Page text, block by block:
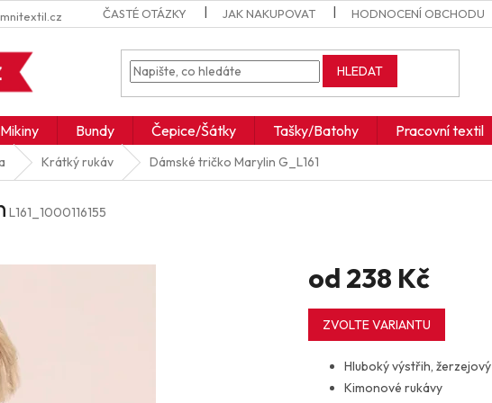
ČASTÉ OTÁZKY JAK NAKUPOVAT HODNOCENÍ OBCHODU
HLEDAT
Mikiny Bundy Čepice/Šátky Tašky/Batohy Pracovní textil
Krátký rukáv Dámské tričko Marylin G_L161
L161_1000116155
od 238 Kč
Měrná
cena:
ZVOLTE VARIANTU
Hluboký výstřih, žerzejový
Kimonové rukávy